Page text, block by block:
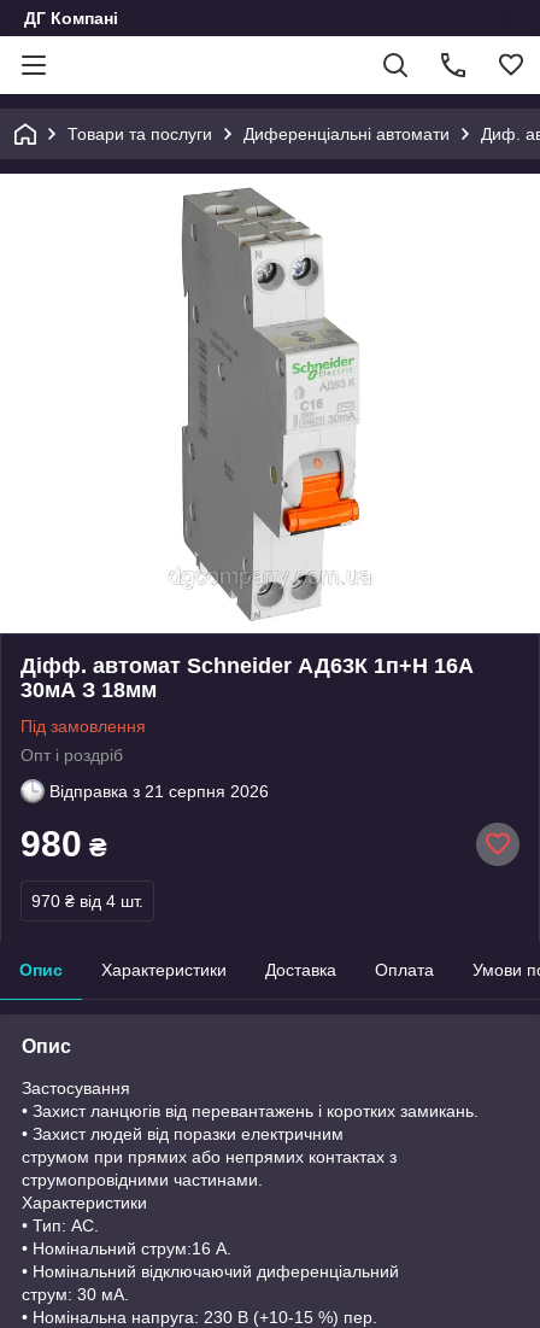
ДГ Компані
Товари та послуги Диференціальні автомати Диф.
Діфф. автомат Schneider АД63К 1п+Н 16А
30мА З 18мм
Під замовлення
Опт і роздріб
Відправка з 21 серпня 2026
980 ₴
970 ₴ від 4 шт.
Опис Характеристики Доставка Оплата Умови
Опис
Застосування
• Захист ланцюгів від перевантажень і коротких замикань.
• Захист людей від поразки електричним
струмом при прямих або непрямих контактах з
струмопровідними частинами.
Характеристики
• Тип: АС.
• Номінальний струм:16 А.
• Номінальний відключаючий диференціальний
струм: 30 мА.
• Номінальна напруга: 230 В (+10-15 %) пер.